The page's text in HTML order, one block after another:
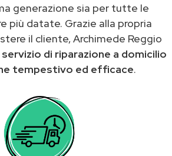
generazione sia per tutte le
più datate. Grazie alla propria
il cliente, Archimede Reggio
servizio di riparazione a domicilio
tempestivo ed efficace.